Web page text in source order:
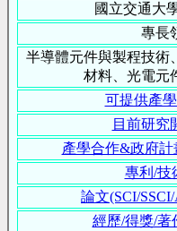
國立交通大
專長
半導體元件與製程技術
材料、光電元
可提供產
目前研究
產學合作&政府
專利/技
論文(SCI/
經歷/得獎/著